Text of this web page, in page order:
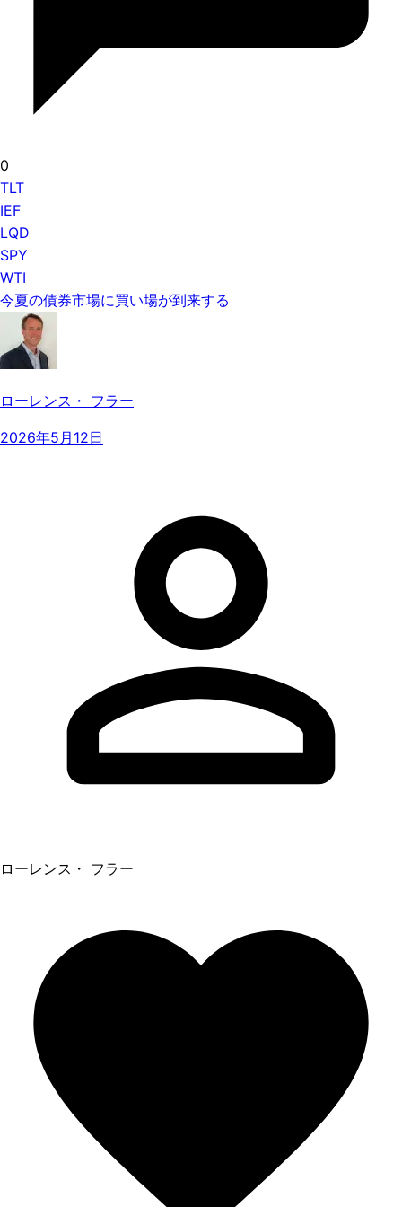
0
TLT
IEF
LQD
SPY
WTI
今夏の債券市場に買い場が到来する
ローレンス・ フラー
2026年5月12日
ローレンス・ フラー